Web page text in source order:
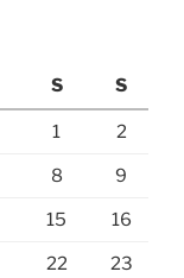
S S
1 2
8 9
15 16
22 23